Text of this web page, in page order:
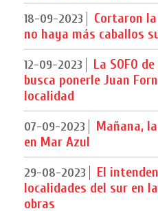
18-09-2023
Cortaron
no haya más caballos
12-09-2023
La SOFO
busca ponerle Juan
localidad
07-09-2023
Mañana,
en Mar Azul
29-08-2023
El
localidades del sur en
obras